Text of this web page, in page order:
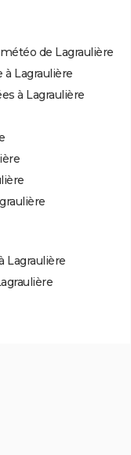
de Lagraulière
Lagraulière
à Lagraulière
Lagraulière